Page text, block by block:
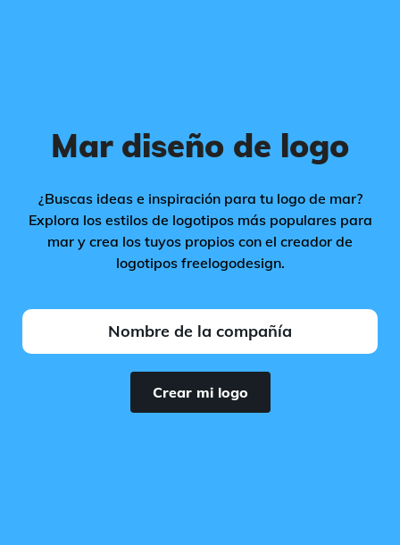
Mar diseño de logo
¿Buscas ideas e inspiración para tu logo de mar?
Explora los estilos de logotipos más populares para
mar y crea los tuyos propios con el creador de
logotipos freelogodesign.
Crear mi logo